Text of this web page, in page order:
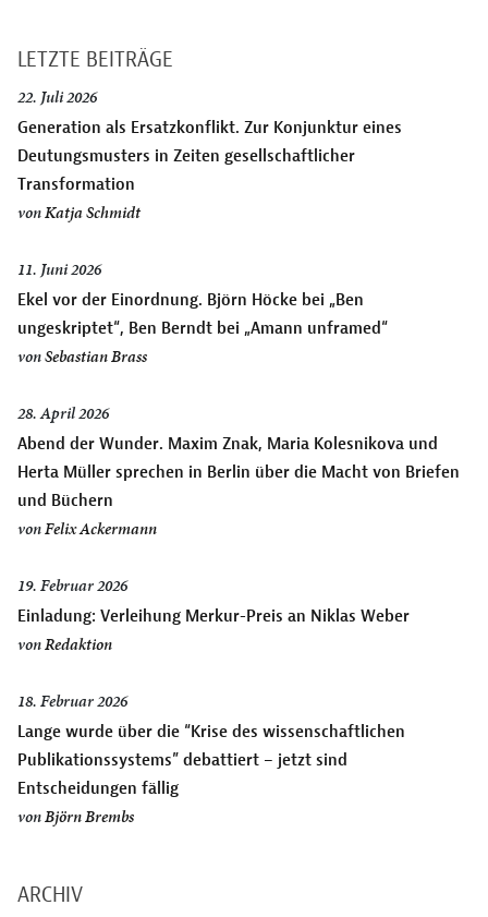
LETZTE BEITRÄGE
22. Juli 2026
Generation als Ersatzkonflikt. Zur Konjunktur eines
Deutungsmusters in Zeiten gesellschaftlicher
Transformation
vonKatja Schmidt
11. Juni 2026
Ekel vor der Einordnung. Björn Höcke bei „Ben
ungeskriptet“, Ben Berndt bei „Amann unframed“
vonSebastian Brass
28. April 2026
Abend der Wunder. Maxim Znak, Maria Kolesnikova und
Herta Müller sprechen in Berlin über die Macht von Briefen
und Büchern
vonFelix Ackermann
19. Februar 2026
Einladung: Verleihung Merkur-Preis an Niklas Weber
vonRedaktion
18. Februar 2026
Lange wurde über die “Krise des wissenschaftlichen
Publikationssystems” debattiert – jetzt sind
Entscheidungen fällig
vonBjörn Brembs
ARCHIV